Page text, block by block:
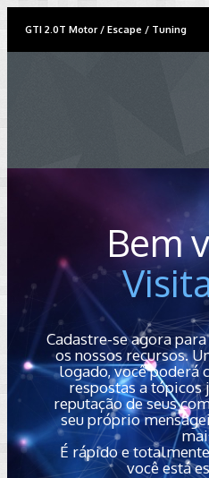
GTI 2.0T Motor / Escape / Tuning
Bem
Cadastre-se agora
os nossos recursos.
logado, você poderá
respostas a tópicos
reputação de seus
seu próprio
É rápido e
você está